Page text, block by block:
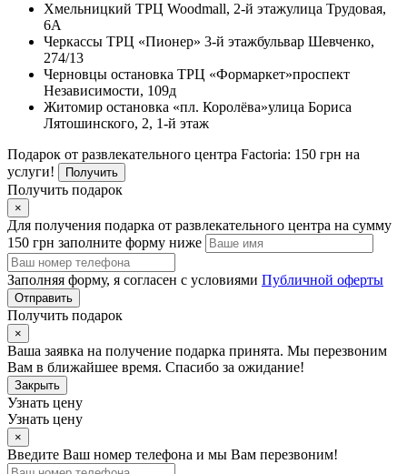
Хмельницкий ТРЦ Woodmall, 2-й этажулица Трудовая,
6А
Черкассы ТРЦ «Пионер» 3-й этажбульвар Шевченко,
274/13
Черновцы остановка ТРЦ «Формаркет»проспект
Независимости, 109д
Житомир остановка «пл. Королёва»улица Бориса
Лятошинского, 2, 1-й этаж
Подарок от развлекательного центра Factoria: 150 грн на
услуги!
Получить
Получить подарок
×
Для получения подарка от развлекательного центра на сумму
150 грн заполните форму ниже
Заполняя форму, я согласен с условиями Публичной оферты
Отправить
Получить подарок
×
Ваша заявка на получение подарка принята. Мы перезвоним
Вам в ближайшее время. Спасибо за ожидание!
Закрыть
Узнать цену
Узнать цену
×
Введите Ваш номер телефона и мы Вам перезвоним!